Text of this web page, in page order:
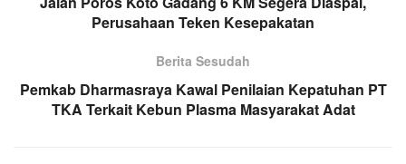
Perusahaan Teken Kesepakatan
Berita Sesudah
Pemkab Dharmasraya Kawal Penilaian Kepatuhan PT
TKA Terkait Kebun Plasma Masyarakat Adat